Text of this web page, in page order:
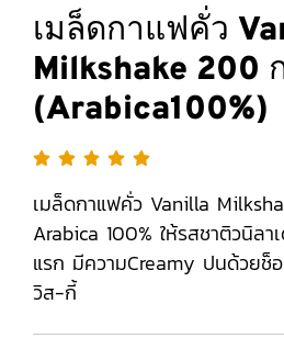
เมล็ดกาแฟคั่ว
Milkshake 200
(Arabica100%)
เมล็ดกาแฟคั่ว Vanilla
Arabica 100% ให้รสชาติวนิล
แรก มีความCreamy ปนด้วยช็
วิส-กี้